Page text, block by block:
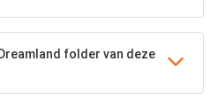
folder van deze